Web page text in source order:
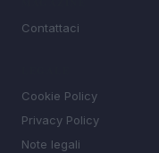
Contattaci
Cookie Policy
Privacy Policy
Note legali